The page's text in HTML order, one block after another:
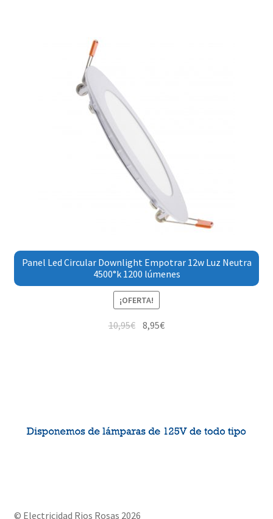
Panel Led Circular Downlight Empotrar 12w Luz Neutra
4500°k 1200 lúmenes
¡OFERTA!
10,95€ 8,95€
© Electricidad Rios Rosas 2026